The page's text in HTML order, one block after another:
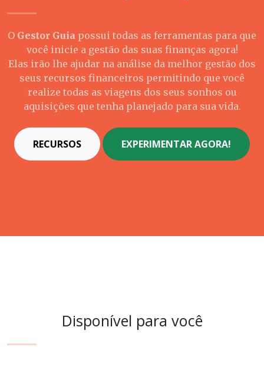
O Gestor Guia possui todas as ferramentas para que
você inicie a gestão das suas finanças agora!
Elas irão lhe ajudar na análise da melhor gestão dos
seus recursos financeiros permitindo que você
realize todas as viagens dos seus sonhos ou
aquisições que tenha planejado para sua vida.
RECURSOS EXPERIMENTAR AGORA!
Disponível para você